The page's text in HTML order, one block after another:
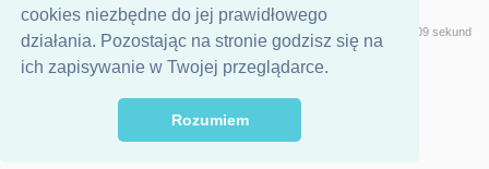
cookies niezbędne do jej prawidłowego
działania. Pozostając na stronie godzisz się na
ich zapisywanie w Twojej przeglądarce.
Rozumiem
WersjaGeeklog
Strona wygenerowana w 0,09 sekund